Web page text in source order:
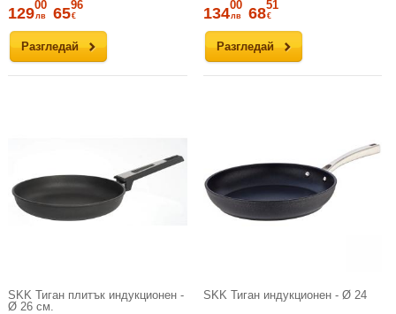
Разгледай
12900
лв 6596
€
Разгледай
13400
лв 6851
€
SKK Тиган плитък индукционен -
Ø 26 см.
SKK Тиган индукционен - Ø 24